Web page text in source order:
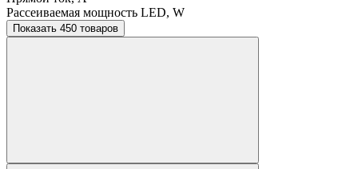
Рассеиваемая мощность LED, W
Показать 450 товаров